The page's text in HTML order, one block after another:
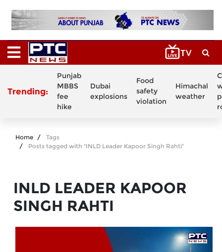
Trending:
Punjab
MBBS
fee
hike
Dubai
explosions
Food
safety
violation
Himachal
weather
Home
Tags
Posts tagged with "INLD Leader Kapoor Singh Rahti"
INLD LEADER KAPOOR
SINGH RAHTI